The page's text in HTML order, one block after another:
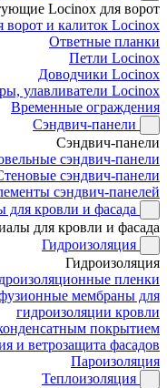
Locinox для ворот
ворот и калиток Locinox
Ответные планки
Петли Locinox
Доводчики Locinox
улавливатели Locinox
Временные ограждения
Сэндвич-панели
Сэндвич-панели
сэндвич-панели
сэндвич-панели
сэндвич-панелей
кровли и фасада
для кровли и фасада
Гидроизоляция
Гидроизоляция
пленки
мембраны для
гидроизоляции кровли
покрытием
и ветрозащита фасадов
Пароизоляция
Теплоизоляция